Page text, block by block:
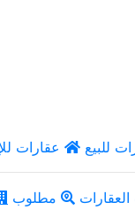
للبيع عقارات
مطلوب